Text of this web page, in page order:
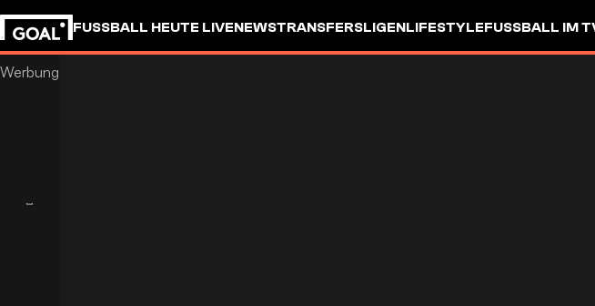
FUSSBALL HEUTE LIVENEWSTRANSFERSLIGENLIFESTYLEFUSSBALL IM TV